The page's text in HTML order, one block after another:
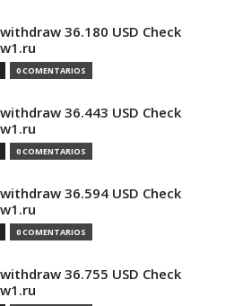
36.180 USD Check
0 COMENTARIOS
36.443 USD Check
0 COMENTARIOS
36.594 USD Check
0 COMENTARIOS
36.755 USD Check